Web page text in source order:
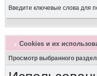
Введите ключевые слова для
Cookies и их
Просмотр выбранного